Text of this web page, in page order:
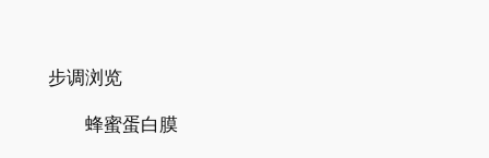
步调浏览
蜂蜜蛋白膜